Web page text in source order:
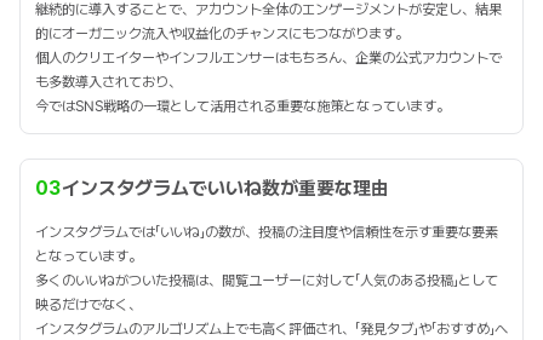
継続的に導入することで、アカウント全体のエンゲージメントが安定し、結果
的にオーガニック流入や収益化のチャンスにもつながります。
個人のクリエイターやインフルエンサーはもちろん、企業の公式アカウントで
も多数導入されており、
今ではSNS戦略の一環として活用される重要な施策となっています。
03インスタグラムでいいね数が重要な理由
インスタグラムでは「いいね」の数が、投稿の注目度や信頼性を示す重要な要素
となっています。
多くのいいねがついた投稿は、閲覧ユーザーに対して「人気のある投稿」として
映るだけでなく、
インスタグラムのアルゴリズム上でも高く評価され、「発見タブ」や「おすすめ」へ